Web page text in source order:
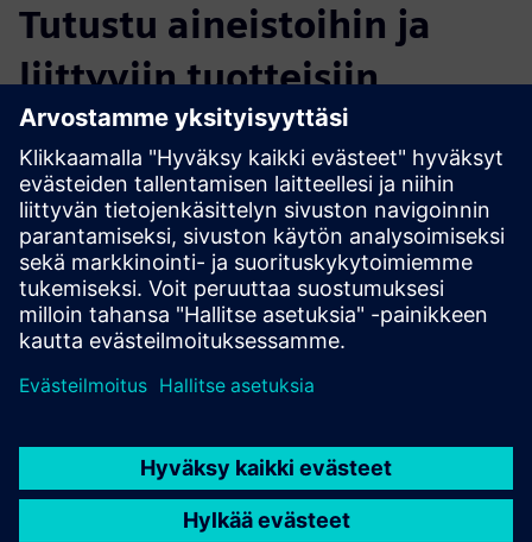
Tutustu aineistoihin ja
liittyviin tuotteisiin
Lisätietoja ja aineistoja
04 Commissioning WLAN.pdf
Edellytykset